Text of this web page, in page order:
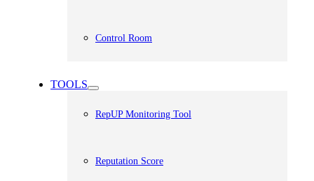
Control Room
TOOLS
RepUP Monitoring Tool
Reputation Score